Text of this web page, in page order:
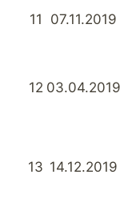
11 07.11.2019
12 03.04.2019
13 14.12.2019